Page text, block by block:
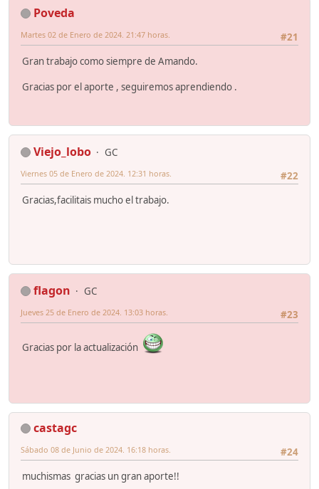
Poveda
#21
Martes 02 de Enero de 2024. 21:47 horas.
Gran trabajo como siempre de Amando.
Gracias por el aporte , seguiremos aprendiendo .
Viejo_lobo
GC
#22
Viernes 05 de Enero de 2024. 12:31 horas.
Gracias,facilitais mucho el trabajo.
flagon
GC
#23
Jueves 25 de Enero de 2024. 13:03 horas.
Gracias por la actualización
castagc
#24
Sábado 08 de Junio de 2024. 16:18 horas.
muchismas gracias un gran aporte!!